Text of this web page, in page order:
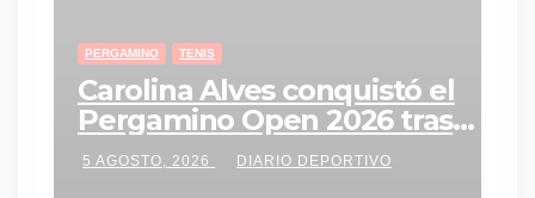
PERGAMINO TENIS
Carolina Alves conquistó el
Pergamino Open 2026 tras
una gran remontada en la
final
5 AGOSTO, 2026 DIARIO DEPORTIVO